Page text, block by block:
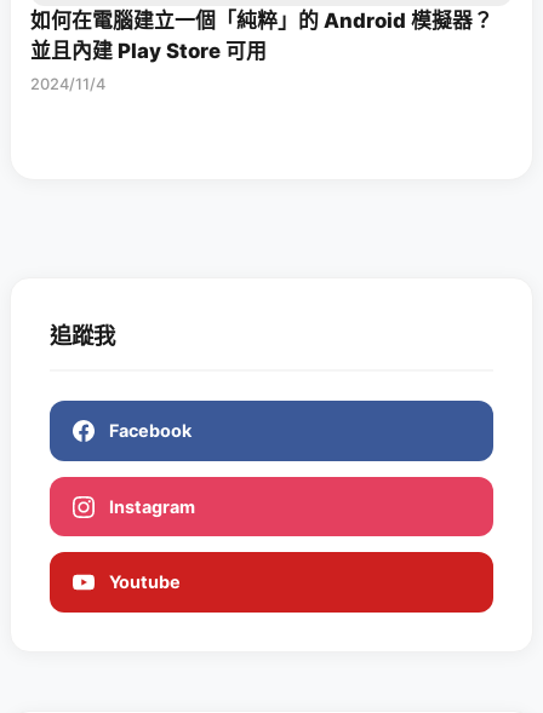
如何在電腦建立一個「純粹」的 Android 模擬器？
並且內建 Play Store 可用
2024/11/4
追蹤我
Facebook
Instagram
Youtube